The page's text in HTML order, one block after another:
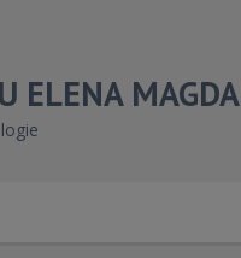
ELENA MAGDA